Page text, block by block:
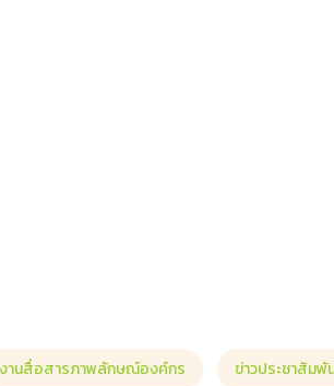
งานสื่อสารภาพลักษณ์องค์กร ข่าวประชาสัมพั